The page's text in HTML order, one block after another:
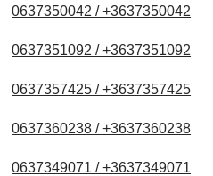
0637350042 / +3637350042
0637351092 / +3637351092
0637357425 / +3637357425
0637360238 / +3637360238
0637349071 / +3637349071